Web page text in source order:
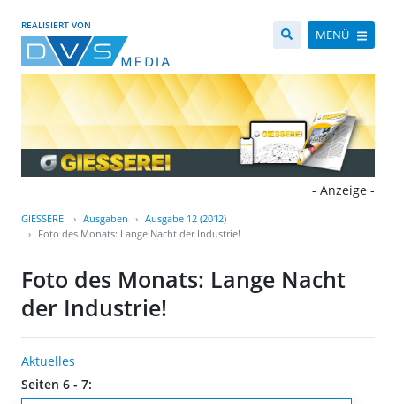
REALISIERT VON
MENÜ
- Anzeige -
GIESSEREI Ausgaben
Ausgabe 12 (2012)
Foto des Monats: Lange Nacht der Industrie!
Foto des Monats: Lange Nacht
der Industrie!
Aktuelles
Seiten 6 - 7: